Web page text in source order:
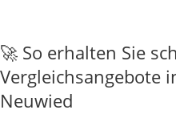
🚀 So erhalten Sie
Vergleichsangebote
Neuwied